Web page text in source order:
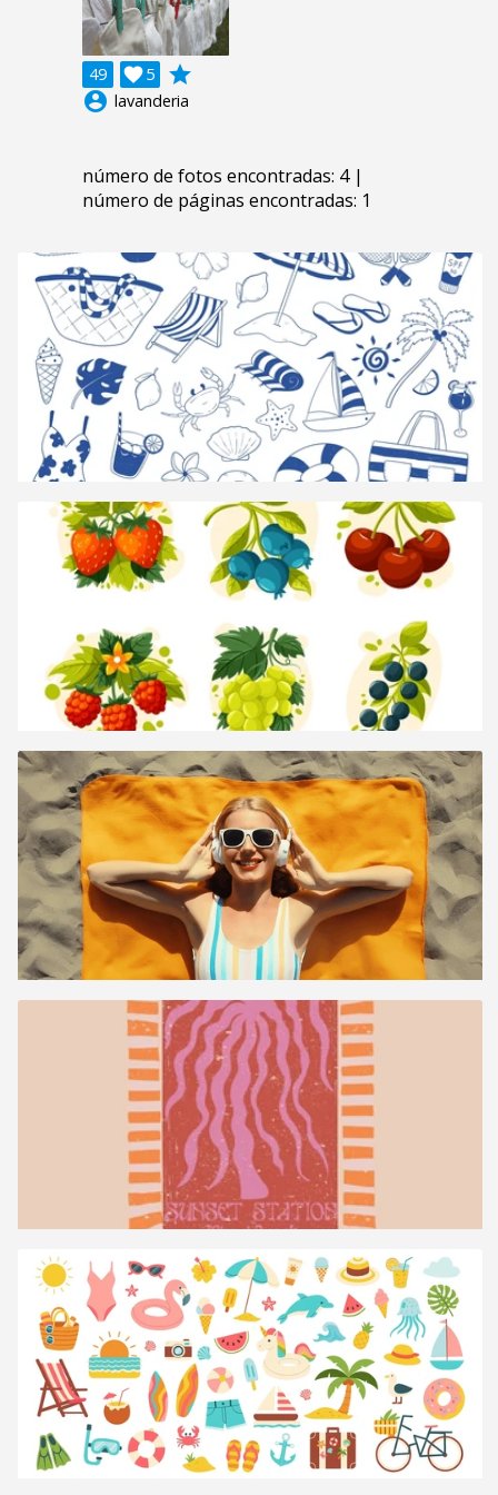
49 5

grade
account_circle lavanderia
número de fotos encontradas: 4 |
número de páginas encontradas: 1